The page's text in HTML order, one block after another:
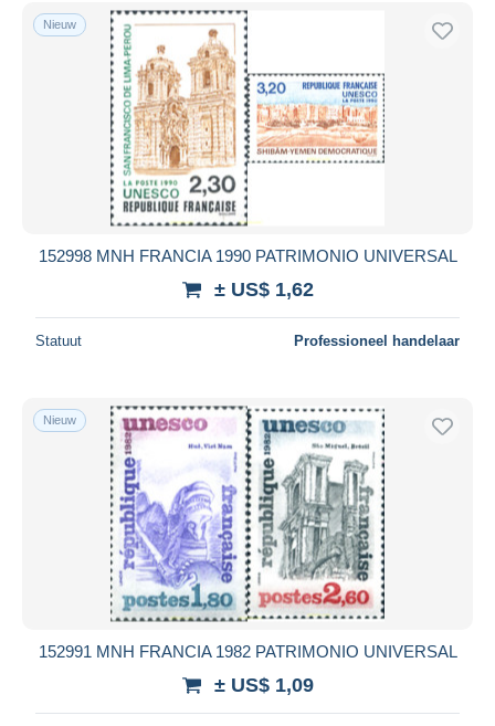
Europa
Frankrijk
1945-....
Andere & zonder classificatie
Vaste prijs
Veiling met biedingen
Veilingen zonder biedingen
Veilinghuizen
Verkocht
Alle looptijden
Prijs
Alleen met korting
Gratis levering
Betaalmiddelen
PayPal
Bankoverschrijving
Visa
Mastercard
Bancontact
iDeal
Nieuw
152998 MNH FRANCIA 1990 PATRIMONIO UNIVERSAL
± US$ 1,62
Statuut Professioneel handelaar
Nieuw
152991 MNH FRANCIA 1982 PATRIMONIO UNIVERSAL
± US$ 1,09